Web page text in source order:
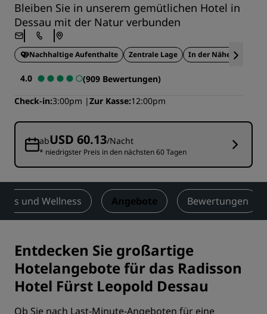
Bleiben Sie in unserem gemütlichen Hotel in
Dessau mit der Natur verbunden
Nachhaltige Aufenthalte Zentrale Lage In der Nähe von
4.0
(909 Bewertungen)
Check-in 3:00pm Zur Kasse 12:00pm
abUSD 60.13/Nacht
* niedrigster Preis in den nächsten 60 Tagen
und Wellness Angebote Bewertungen
Entdecken Sie großartige
Hotelangebote für das Radisson
Hotel Fürst Leopold Dessau
Ob Sie nach Last-Minute-Angeboten für eine